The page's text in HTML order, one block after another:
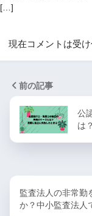
[…]
現在コメントは受け
前の記事
公
は
監査法人の非常勤
か？中小監査法人